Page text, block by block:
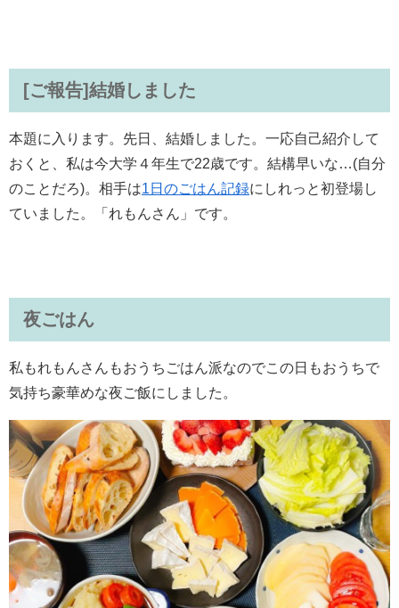
[ご報告]結婚しました
本題に入ります。先日、結婚しました。一応自己紹介して
おくと、私は今大学４年生で22歳です。結構早いな…(自分
のことだろ)。相手は1日のごはん記録にしれっと初登場し
ていました。「れもんさん」です。
夜ごはん
私もれもんさんもおうちごはん派なのでこの日もおうちで
気持ち豪華めな夜ご飯にしました。